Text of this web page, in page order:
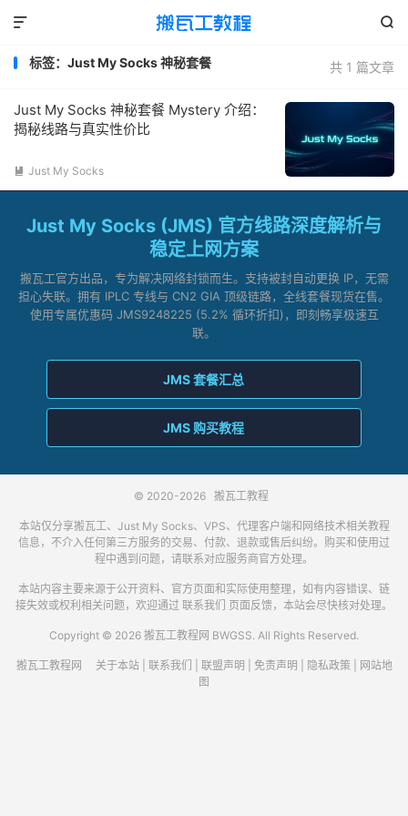


共 1 篇文章
标签：Just My Socks 神秘套餐
Just My Socks 神秘套餐 Mystery 介绍：
揭秘线路与真实性价比
 Just My Socks
Just My Socks (JMS) 官方线路深度解析与
稳定上网方案
搬瓦工官方出品，专为解决网络封锁而生。支持被封自动更换 IP，无需
担心失联。拥有 IPLC 专线与 CN2 GIA 顶级链路，全线套餐现货在售。
使用专属优惠码 JMS9248225 (5.2% 循环折扣)，即刻畅享极速互
联。
JMS 套餐汇总
JMS 购买教程
© 2020-2026 搬瓦工教程
本站仅分享搬瓦工、Just My Socks、VPS、代理客户端和网络技术相关教程
信息，不介入任何第三方服务的交易、付款、退款或售后纠纷。购买和使用过
程中遇到问题，请联系对应服务商官方处理。
本站内容主要来源于公开资料、官方页面和实际使用整理，如有内容错误、链
接失效或权利相关问题，欢迎通过 联系我们 页面反馈，本站会尽快核对处理。
Copyright © 2026 搬瓦工教程网 BWGSS. All Rights Reserved.
搬瓦工教程网 关于本站| 联系我们 联盟声明 免责声明 隐私政策
网站地
图